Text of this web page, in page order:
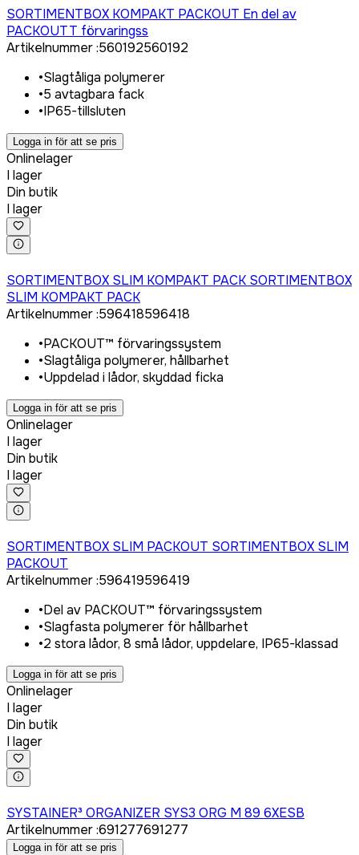
SORTIMENTBOX KOMPAKT PACKOUT En del av
PACKOUTT förvaringss
Artikelnummer:560192560192
•Slagtåliga polymerer
•5 avtagbara fack
•IP65-tillsluten
Logga in för att se pris
Onlinelager
I lager
Din butik
I lager
SORTIMENTBOX SLIM KOMPAKT PACK SORTIMENTBOX
SLIM KOMPAKT PACK
Artikelnummer:596418596418
•PACKOUT™ förvaringssystem
•Slagtåliga polymerer, hållbarhet
•Uppdelad i lådor, skyddad ficka
Logga in för att se pris
Onlinelager
I lager
Din butik
I lager
SORTIMENTBOX SLIM PACKOUT SORTIMENTBOX SLIM
PACKOUT
Artikelnummer:596419596419
•Del av PACKOUT™ förvaringssystem
•Slagfasta polymerer för hållbarhet
•2 stora lådor, 8 små lådor, uppdelare, IP65-klassad
Logga in för att se pris
Onlinelager
I lager
Din butik
I lager
SYSTAINER³ ORGANIZER SYS3 ORG M 89 6XESB
Artikelnummer:691277691277
Logga in för att se pris